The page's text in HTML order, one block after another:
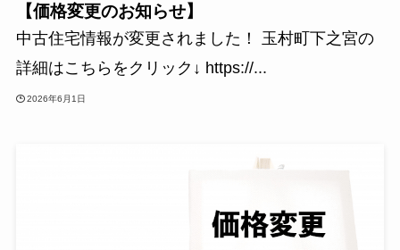
【価格変更のお知らせ】
中古住宅情報が変更されました！ 玉村町下之宮の
詳細はこちらをクリック↓ https://...
2026年6月1日